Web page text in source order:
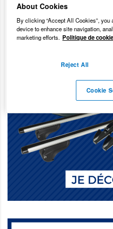
About Cookies
By clicking “Accept All Cookies”,
device to enhance site navigation,
marketing efforts. Politique de
Reject All
Cookie